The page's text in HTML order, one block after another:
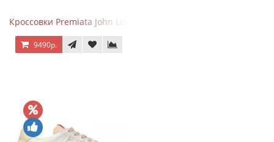
Кроссовки Premiata John Low Gray Brown Purple
9490р.